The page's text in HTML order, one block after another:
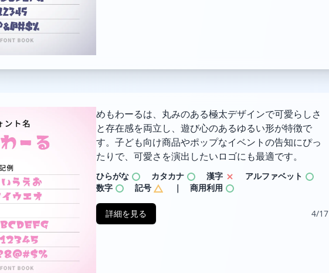
めもわーるは、丸みのある極太デザインで可愛らしさ
と存在感を両立し、遊び心のあるゆるい形が特徴で
す。子ども向け商品やポップなイベントの告知にぴっ
たりで、可愛さを演出したいロゴにも最適です。
ひらがな カタカナ 漢字
アルファベット
数字
記号 ｜ 商用利用
詳細を見る 4/17